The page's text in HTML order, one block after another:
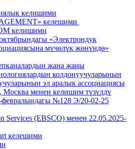
келишими
келешими
келишими
«Электрондук
мүчөлүк жөнүндө»
жана жаңы
колдонуучуларынын
эл аралык ассоциациясы
менен келишим түзүлдү
№128 Э/20-02-25
Services (EBSCO) менен 22.05.2025-
келешими